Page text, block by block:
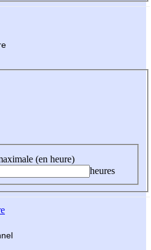
(en heure)
heures